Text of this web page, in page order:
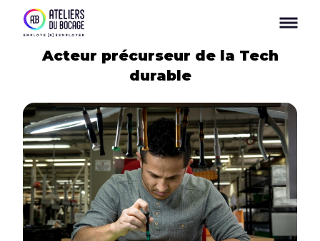
Acteur précurseur de la Tech
durable
Panneau de gestion des cookies